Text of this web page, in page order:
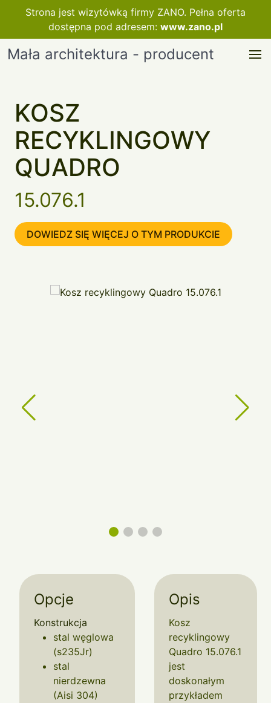
Strona jest wizytówką firmy ZANO. Pełna oferta
dostępna pod adresem: www.zano.pl
Mała architektura - producent
KOSZ
RECYKLINGOWY
QUADRO
15.076.1
DOWIEDZ SIĘ WIĘCEJ O TYM PRODUKCIE
Opcje
Konstrukcja
stal węglowa
(s235Jr)
stal
nierdzewna
(Aisi 304)
Opis
Kosz
recyklingowy
Quadro 15.076.1
jest
doskonałym
przykładem